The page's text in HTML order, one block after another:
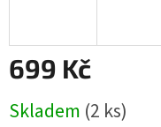
699 Kč
cena:
Skladem (2 ks)